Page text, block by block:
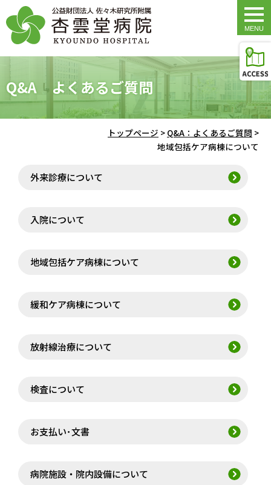
Q&A よくあるご質問
トップページ > Q&A：よくあるご質問 >
地域包括ケア病棟について
外来診療について
入院について
地域包括ケア病棟について
緩和ケア病棟について
放射線治療について
検査について
お支払い･文書
病院施設・院内設備について